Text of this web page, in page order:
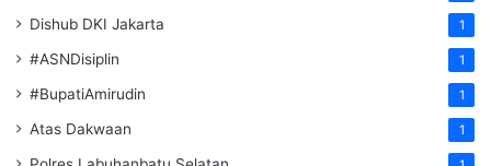
Dishub DKI Jakarta 1
#ASNDisiplin 1
#BupatiAmirudin 1
Atas Dakwaan 1